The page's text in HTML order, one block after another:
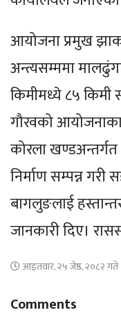
आयोजना प्रमुख
अन्त्यसम्ममा
किमीमध्ये ८५ किमी
गौरवको
कोरला खण्डअन्तर्गत
निर्माण सम्पन्न
बागलुङलाई
जानकारी दिए।
आइतवार, २५ जेष्ठ, २०८२ गते
Comments